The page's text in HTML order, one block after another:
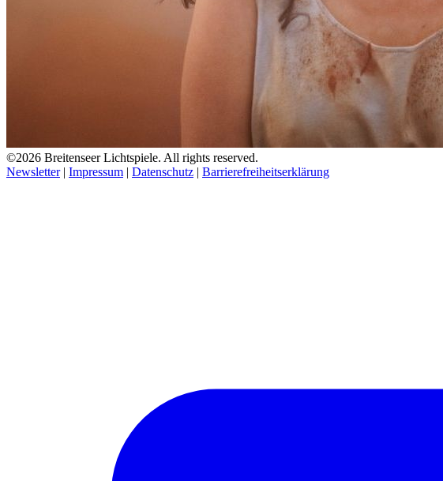
©2026 Breitenseer Lichtspiele. All rights reserved.
Newsletter| Impressum | Datenschutz | Barrierefreiheitserklärung